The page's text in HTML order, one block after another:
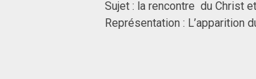
Sujet : la rencontre du Christ
Représentation : L’apparition